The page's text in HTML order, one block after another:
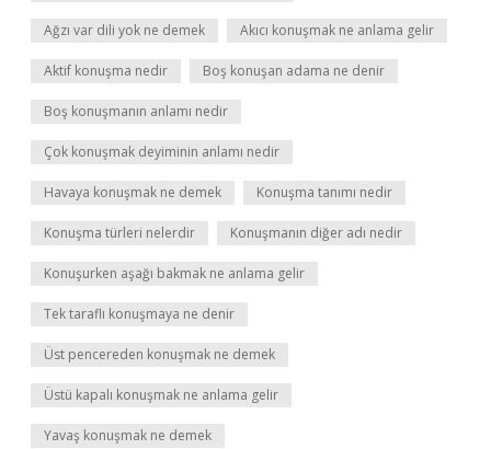
Ağzı var dili yok ne demek Akıcı konuşmak ne anlama gelir
Aktif konuşma nedir Boş konuşan adama ne denir
Boş konuşmanın anlamı nedir
Çok konuşmak deyiminin anlamı nedir
Havaya konuşmak ne demek Konuşma tanımı nedir
Konuşma türleri nelerdir Konuşmanın diğer adı nedir
Konuşurken aşağı bakmak ne anlama gelir
Tek taraflı konuşmaya ne denir
Üst pencereden konuşmak ne demek
Üstü kapalı konuşmak ne anlama gelir
Yavaş konuşmak ne demek